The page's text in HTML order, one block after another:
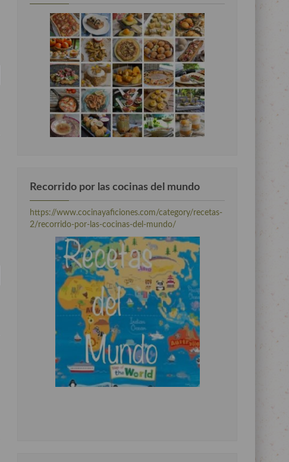
Recorrido por las cocinas del mundo
https://www.cocinayaficiones.com/category/recetas-
2/recorrido-por-las-cocinas-del-mundo/